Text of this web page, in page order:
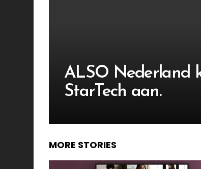
ALSO Nederland
StarTech aan.
MORE STORIES